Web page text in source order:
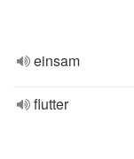
einsam
flutter